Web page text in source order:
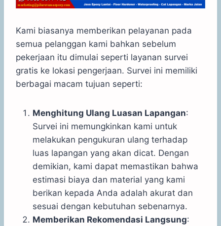
Kami biasanya memberikan pelayanan pada
semua pelanggan kami bahkan sebelum
pekerjaan itu dimulai seperti layanan survei
gratis ke lokasi pengerjaan. Survei ini memiliki
berbagai macam tujuan seperti:
Menghitung Ulang Luasan Lapangan:
Survei ini memungkinkan kami untuk
melakukan pengukuran ulang terhadap
luas lapangan yang akan dicat. Dengan
demikian, kami dapat memastikan bahwa
estimasi biaya dan material yang kami
berikan kepada Anda adalah akurat dan
sesuai dengan kebutuhan sebenarnya.
Memberikan Rekomendasi Langsung: